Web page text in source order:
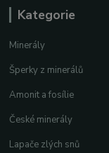
Kategorie
Minerály
Šperky z minerálů
Amonit a fosílie
České minerály
Lapače zlých snů